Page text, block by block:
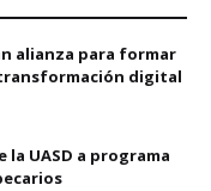
alianza para formar
digital
UASD a programa